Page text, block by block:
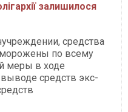
залишилося
средства
по всему
меры в ходе
средств экс-